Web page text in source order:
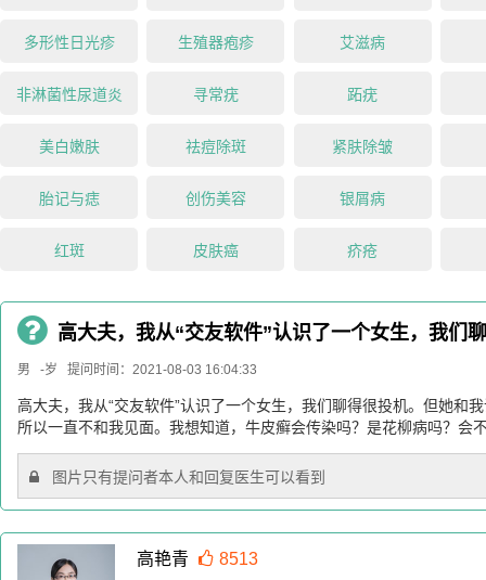
多形性日光疹 生殖器疱疹 艾滋病
非淋菌性尿道炎 寻常疣 跖疣
美白嫩肤 祛痘除斑 紧肤除皱
胎记与痣 创伤美容 银屑病
红斑 皮肤癌 疥疮
高大夫，我从“交友软件”认识了一个女生，我们
男 -岁 提问时间：2021-08-03 16:04:33
高大夫，我从“交友软件”认识了一个女生，我们聊得很投机。但她和
所以一直不和我见面。我想知道，牛皮癣会传染吗？是花柳病吗？会
图片只有提问者本人和回复医生可以看到
高艳青 8513